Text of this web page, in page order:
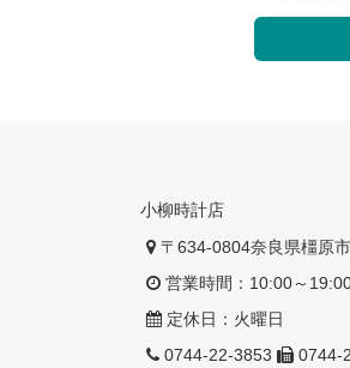
小柳時計店
〒634-0804奈良県橿原
営業時間：10:00～
定休日：火曜日
0744-22-3853
0744-